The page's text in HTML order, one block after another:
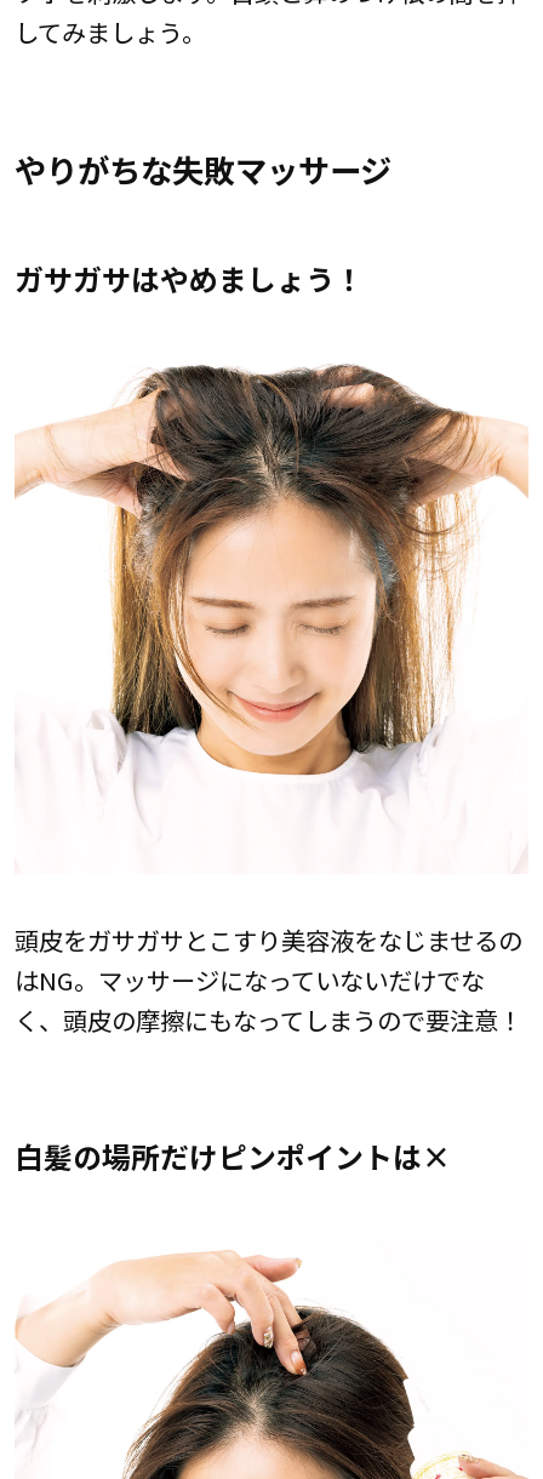
してみましょう。
やりがちな失敗マッサージ
ガサガサはやめましょう！
頭皮をガサガサとこすり美容液をなじませるの
はNG。マッサージになっていないだけでな
く、頭皮の摩擦にもなってしまうので要注意！
白髪の場所だけピンポイントは×